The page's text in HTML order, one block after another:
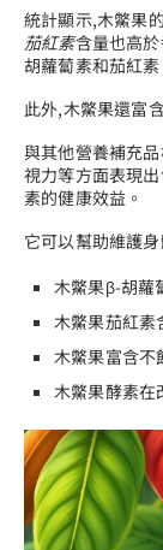
統計顯示,木鱉果的
茄紅素含量也高
胡蘿蔔素和茄紅素
此外,木鱉果還富
與其他營養補充
視力等方面表現
素的健康效益。
它可以幫助維護
木鱉果β-胡蘿
木鱉果茄紅素
木鱉果富含不
木鱉果酵素在